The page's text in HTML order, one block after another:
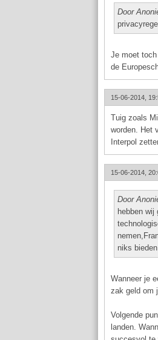
Door
Je moet
de
15-06-2014,
Tuig zoals
worden. Het
Interpol
15-06-2014,
Door
hebben
niks
Wanneer je
zak geld om
Volgende
landen.